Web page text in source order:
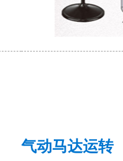
气动马达运转